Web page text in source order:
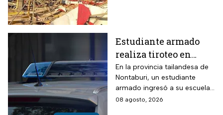
Estudiante armado
realiza tiroteo en
escuela de Tailandia
En la provincia tailandesa de
Nontaburi, un estudiante
armado ingresó a su escuela
y abrió fuego contra
08 agosto, 2026